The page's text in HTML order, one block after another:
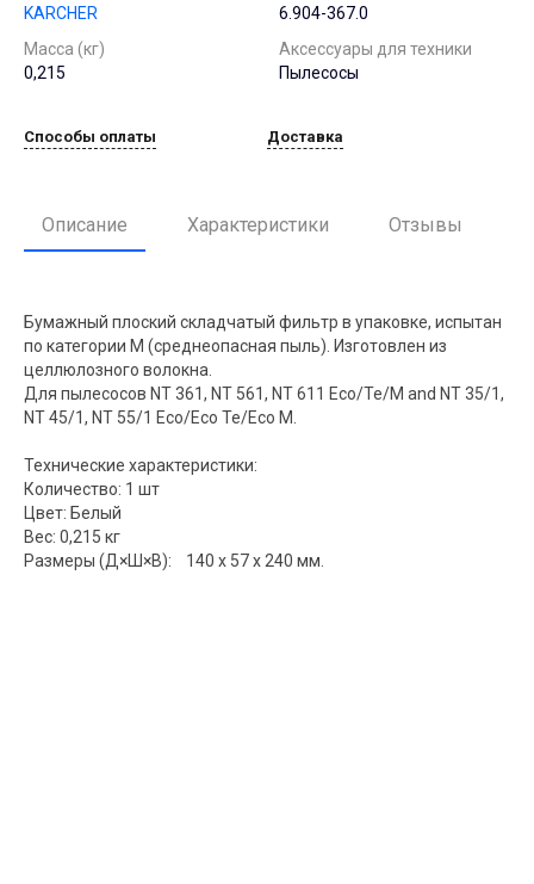
KARCHER
6.904-367.0
Масса (кг)
0,215
Аксессуары для техники
Пылесосы
Способы оплаты Доставка
Описание Характеристики Отзывы
Бумажный плоский складчатый фильтр в упаковке, испытан
по категории М (среднеопасная пыль). Изготовлен из
целлюлозного волокна.
Для пылесосов NT 361, NT 561, NT 611 Eco/Te/M and NT 35/1,
NT 45/1, NT 55/1 Eco/Eco Te/Eco M.
Технические характеристики:
Количество: 1 шт
Цвет: Белый
Вес: 0,215 кг
Размеры (Д×Ш×В): 140 x 57 x 240 мм.